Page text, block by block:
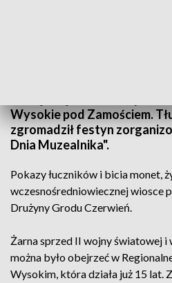
Wysokie pod Zamościem.
zgromadził festyn
Dnia Muzealnika".
Pokazy łuczników i bicia monet,
wczesnośredniowiecznej wiosce
Drużyny Grodu Czerwień.
Żarna sprzed II wojny światowej
można było obejrzeć w
Wysokim, która działa już 15 lat.